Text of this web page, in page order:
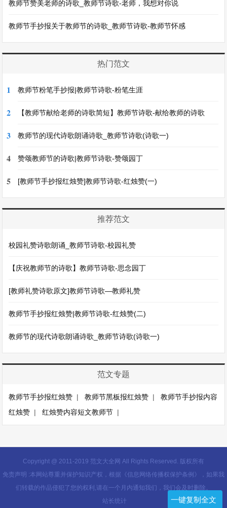
教师节赞美老师的诗歌_教师节诗歌-老师，我想对你说
教师节手抄报关于教师节的诗歌_教师节诗歌-教师节怀感
热门范文
1 教师节粉笔手抄报|教师节诗歌-粉笔生涯
2 【教师节献给老师的诗歌简短】教师节诗歌-献给教师的诗歌
3 教师节的现代诗歌朗诵诗歌_教师节诗歌(诗歌一)
4 赞颂教师节的诗歌|教师节诗歌-赞颂园丁
5 [教师节手抄报红烛赞]教师节诗歌-红烛赞(一)
推荐范文
校园礼赞诗歌朗诵_教师节诗歌-校园礼赞
【庆祝教师节的诗歌】教师节诗歌-思念园丁
[教师礼赞诗歌原文]教师节诗歌—教师礼赞
教师节手抄报红烛赞|教师节诗歌-红烛赞(二)
教师节的现代诗歌朗诵诗歌_教师节诗歌(诗歌一)
范文专题
教师节手抄报红烛赞 |教师节黑板报红烛赞 |教师节手抄报内容
红烛赞 |红烛赞内容短文教师节 |
Copyright @ 2011-2019 范文大全网 All Rights Reserved. 版权所有
免责声明 :本网站尊重并保护知识产权，根据《信息网络传播权保护条例》，如果我
们转载的作品侵犯了您的权利,请在一个月内通知我们，我们会及时删除。
站长统计
一键复制全文